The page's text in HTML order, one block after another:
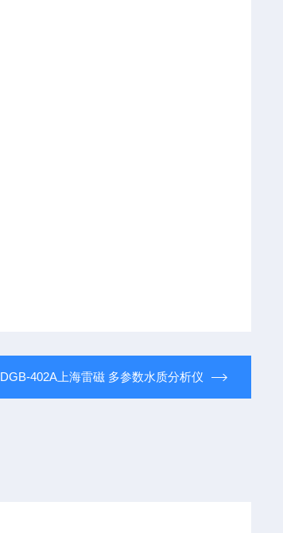
DGB-402A上海雷磁 多参数水质分析仪